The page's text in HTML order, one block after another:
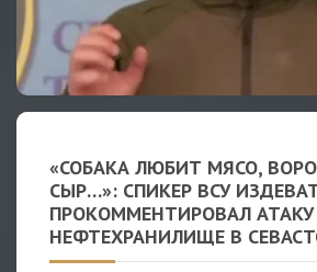
«СОБАКА ЛЮБИТ МЯСО,
СЫР…»: СПИКЕР ВСУ
ПРОКОММЕНТИРОВАЛ
НЕФТЕХРАНИЛИЩЕ В